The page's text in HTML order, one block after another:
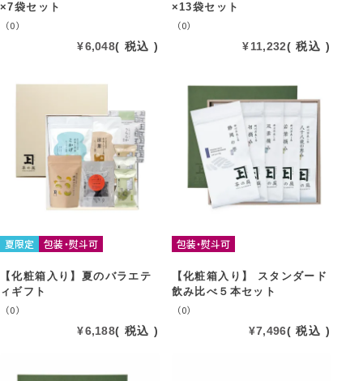
×7袋セット
（0）
¥6,048 税込
×13袋セット
（0）
¥11,232 税込
夏限定 包装・熨斗可
【化粧箱入り】夏のバラエテ
ィギフト
（0）
¥6,188 税込
包装・熨斗可
【化粧箱入り】 スタンダード
飲み比べ５本セット
（0）
¥7,496 税込